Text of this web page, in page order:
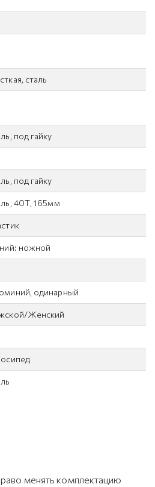
сталь
под гайку
под гайку
40Т, 165мм
ножной
одинарный
Женский
менять комплектацию